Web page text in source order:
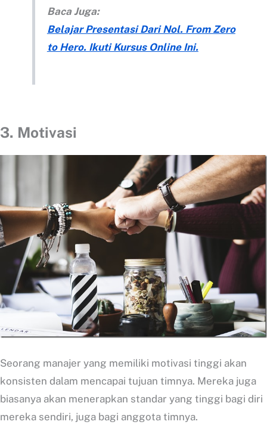
Baca Juga:
Belajar Presentasi Dari Nol. From Zero
to Hero. Ikuti Kursus Online Ini.
3. Motivasi
Seorang manajer yang memiliki motivasi tinggi akan
konsisten dalam mencapai tujuan timnya. Mereka juga
biasanya akan menerapkan standar yang tinggi bagi diri
mereka sendiri, juga bagi anggota timnya.